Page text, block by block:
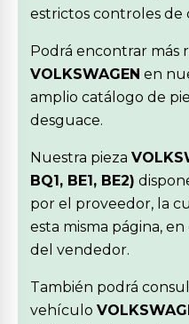
estrictos controles de
Podrá encontrar más
VOLKSWAGEN en
amplio catálogo de
desguace.
Nuestra pieza
BQ1, BE1, BE2)
por el proveedor, la
esta misma página,
del vendedor.
También podrá
vehículo